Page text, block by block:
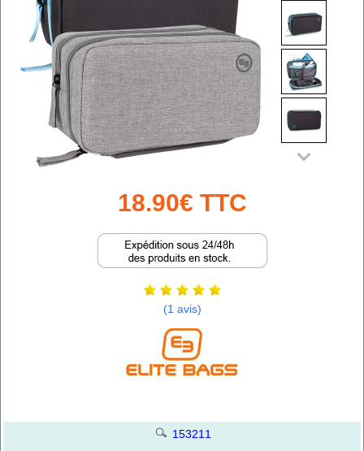
18.90€ TTC
(1 avis)
153211